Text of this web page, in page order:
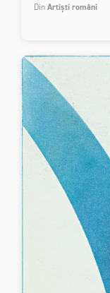
DinArtiști români